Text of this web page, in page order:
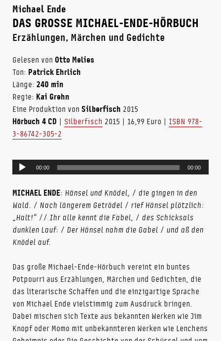
Michael Ende
DAS GROSSE MICHAEL-ENDE-HÖRBUCH
Erzählungen, Märchen und Gedichte
Gelesen von Otto Melies
Ton: Patrick Ehrlich
Länge: 240 min
Regie: Kai Grehn
Eine Produktion von Silberfisch 2015
Hörbuch 4 CD | Silberfisch 2015 | 16,99 Euro | ISBN 978-
3-86742-305-2
Audio-
Player
00:00 00:00
MICHAEL ENDE: Hänsel und Knödel, / die gingen in den
Wald. / Nach längerem Getrödel / rief Hänsel plötzlich:
„Halt!“ // Ihr alle kennt die Fabel, / des Schicksals
dunklen Lauf: / Der Hänsel nahm die Gabel / und aß den
Knödel auf.
Das große Michael-Ende-Hörbuch vereint ein buntes
Potpourri aus Erzählungen, Märchen und Gedichten, die
das literarische Schaffen und die einzigartige Sprache
von Michael Ende vielstimmig zum Ausdruck bringen.
Dabei mischen sich Texte aus bekannten Werken wie Jim
Knopf oder Momo mit unbekannteren Werken wie Lenchens